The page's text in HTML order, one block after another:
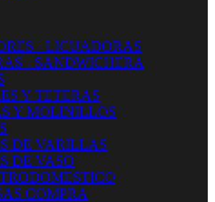
- LICUADORAS
- SANDWICHERA
Y TETERAS
Y MOLINILLOS
DE VARILLAS
DE VASO
COMPRA